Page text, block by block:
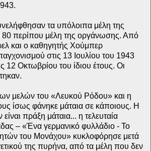
τα υπόλοιπα μέλη της
80 περίπου μέλη της οργάνωσης. Από
και ο καθηγητής Χούμπερ
στις 13 Ιουλίου του 1943
12 Οκτωβρίου του ίδιου έτους. Οι
μελών του «Λευκού Ρόδου» και η
ίσως φάνηκε μάταια σε κάποιους. Η
πράξη μάταια... η τελευταία
– «Ένα γερμανικό φυλλάδιο - Το
του Μονάχου» κυκλοφόρησε μετά
της πυρήνα, από τα μέλη που δεν